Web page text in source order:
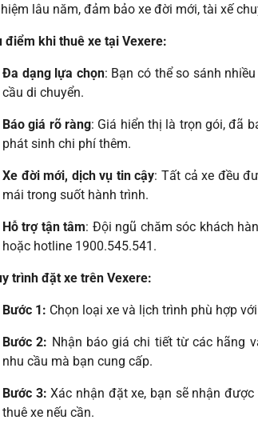
lâu năm, đảm bảo xe đời mới, tài xế
điểm khi thuê xe tại Vexere:
Đa dạng lựa chọn: Bạn có thể so sánh
cầu di chuyển.
Báo giá rõ ràng: Giá hiển thị là trọn gói, đã
phát sinh chi phí thêm.
Xe đời mới, dịch vụ tin cậy: Tất cả xe đều
mái trong suốt hành trình.
Hỗ trợ tận tâm: Đội ngũ chăm sóc khách
hoặc hotline 1900.545.541.
trình đặt xe trên Vexere:
Bước 1: Chọn loại xe và lịch trình phù hợp
Bước 2: Nhận báo giá chi tiết từ các hãng
nhu cầu mà bạn cung cấp.
Bước 3:Xác nhận đặt xe, bạn sẽ nhận
thuê xe nếu cần.